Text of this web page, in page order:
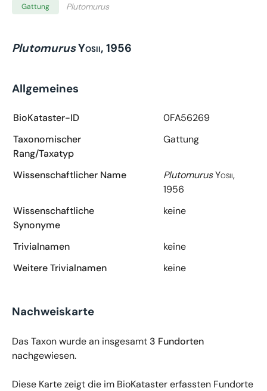
Gattung Plutomurus
PlutomurusYosii, 1956
Allgemeines
BioKataster-ID
0FA56269
Taxonomischer
Rang/Taxatyp
Gattung
Wissenschaftlicher Name PlutomurusYosii,
1956
Wissenschaftliche
Synonyme
keine
Trivialnamen
keine
Weitere Trivialnamen
keine
Nachweiskarte
Das Taxon wurde an insgesamt 3 Fundorten
nachgewiesen.
Diese Karte zeigt die im BioKataster erfassten Fundorte